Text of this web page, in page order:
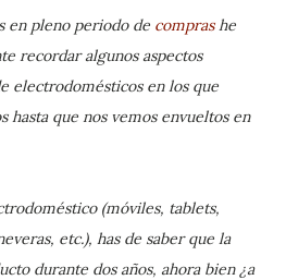
en pleno periodo de comprashe
recordar algunos aspectos
electrodomésticos en los que
hasta que nos vemos envueltos en
(móviles, tablets,
etc.), has de saber que la
durante dos años, ahora bien ¿a